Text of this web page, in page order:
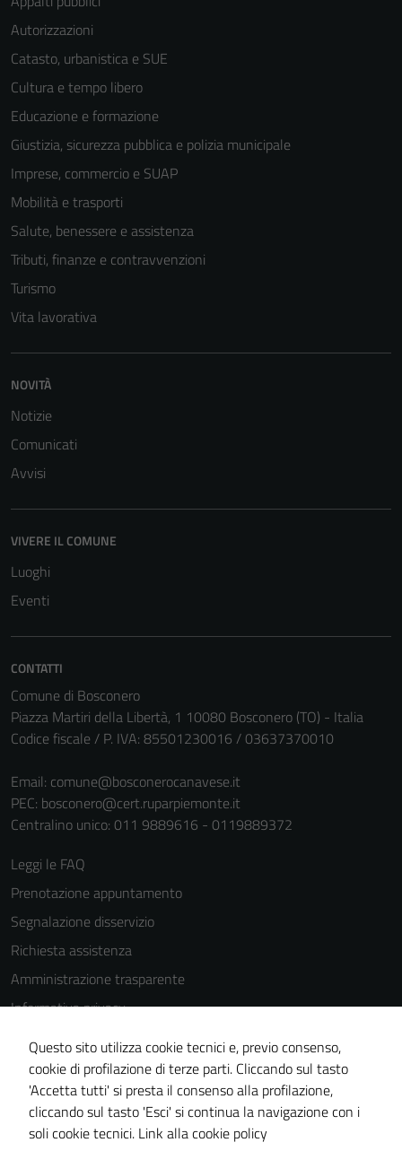
Autorizzazioni
Catasto, urbanistica e SUE
Cultura e tempo libero
Educazione e formazione
Giustizia, sicurezza pubblica e polizia municipale
Imprese, commercio e SUAP
Mobilità e trasporti
Salute, benessere e assistenza
Tributi, finanze e contravvenzioni
Turismo
Vita lavorativa
NOVITÀ
Notizie
Comunicati
Avvisi
VIVERE IL COMUNE
Luoghi
Eventi
CONTATTI
Comune di Bosconero
Piazza Martiri della Libertà, 1 10080 Bosconero (TO) - Italia
Codice fiscale / P. IVA: 85501230016 / 03637370010
Email: comune@bosconerocanavese.it
PEC: bosconero@cert.ruparpiemonte.it
Centralino unico: 011 9889616 - 0119889372
Leggi le FAQ
Prenotazione appuntamento
Segnalazione disservizio
Richiesta assistenza
Amministrazione trasparente
Informativa privacy
Cookie Policy
Note legali
Dichiarazione di accessibilità
Piano di miglioramento del sito
Questo sito utilizza cookie tecnici e, previo consenso,
cookie di profilazione di terze parti. Cliccando sul tasto
'Accetta tutti' si presta il consenso alla profilazione,
cliccando sul tasto 'Esci' si continua la navigazione con i
soli cookie tecnici. Link alla cookie policy
personali.